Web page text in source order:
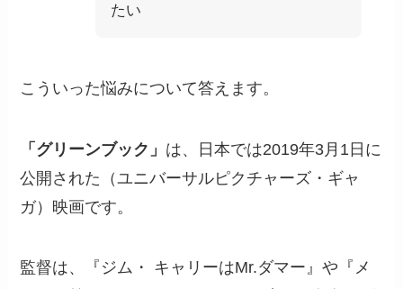
たい
こういった悩みについて答えます。
「グリーンブック」 は、日本では2019年3月1日に
公開された（ユニバーサルピクチャーズ・ギャ
ガ）映画です。
監督は、『ジム・ キャリーはMr.ダマー』や『メ